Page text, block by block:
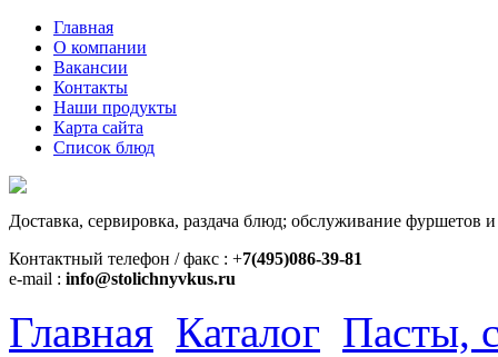
Главная
О компании
Вакансии
Контакты
Наши продукты
Карта сайта
Список блюд
Доставка, сервировка, раздача блюд; обслуживание фуршетов
Контактный телефон / факс : +7(495)086-39-81
e-mail : info@stolichnyvkus.ru
Главная Каталог Пасты,